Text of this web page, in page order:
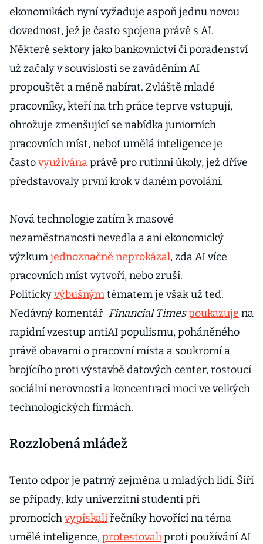
ekonomikách nyní vyžaduje aspoň jednu novou
dovednost, jež je často spojena právě s AI.
Některé sektory jako bankovnictví či poradenství
už začaly v souvislosti se zaváděním AI
propouštět a méně nabírat. Zvláště mladé
pracovníky, kteří na trh práce teprve vstupují,
ohrožuje zmenšující se nabídka juniorních
pracovních míst, neboť umělá inteligence je
častovyužívánaprávě pro rutinní úkoly, jež dříve
představovaly první krok v daném povolání.
Nová technologie zatím k masové
nezaměstnanosti nevedla a ani ekonomický
výzkumjednoznačně neprokázal, zda AI více
pracovních míst vytvoří, nebo zruší.
Politickyvýbušnýmtématem je však už teď.
Nedávný komentář Financial Times poukazuje na
rapidní vzestup antiAI populismu, poháněného
právě obavami o pracovní místa a soukromí a
brojícího proti výstavbě datových center, rostoucí
sociální nerovnosti a koncentraci moci ve velkých
technologických firmách.
Rozzlobená mládež
Tento odpor je patrný zejména u mladých lidí. Šíří
se případy, kdy univerzitní studenti při
promocíchvypískaliřečníky hovořící na téma
umělé inteligence,protestovaliproti používání AI